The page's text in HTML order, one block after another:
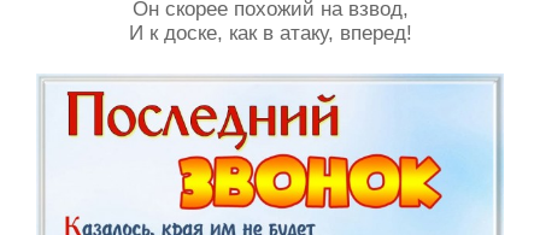
Он скорее похожий на взвод,
И к доске, как в атаку, вперед!